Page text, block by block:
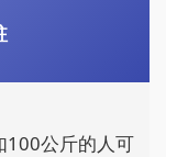
100公斤的人可